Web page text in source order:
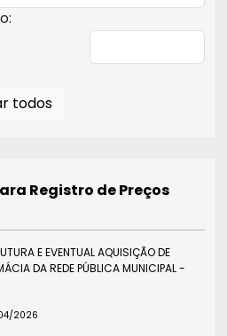
todos
Registro de Preços
E EVENTUAL AQUISIÇÃO DE
DA REDE PÚBLICA MUNICIPAL -
2026